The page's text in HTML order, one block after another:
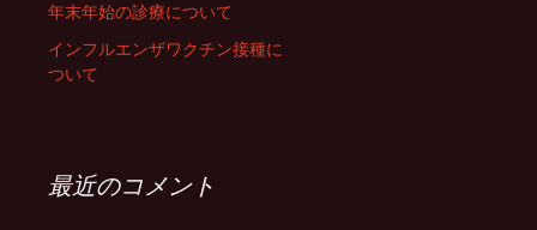
年末年始の診療について
インフルエンザワクチン接種に
ついて
最近のコメント